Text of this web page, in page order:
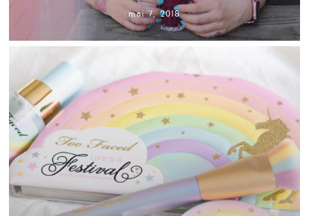
mai 7, 2018